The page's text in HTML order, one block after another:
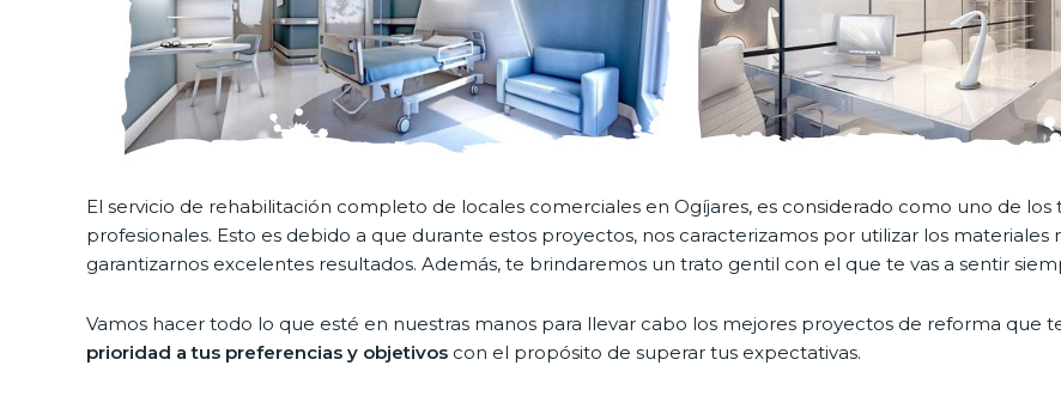
El servicio de rehabilitación completo de locales comerciales en Ogíjares, es considerado como uno de
profesionales. Esto es debido a que durante estos proyectos, nos caracterizamos por utilizar los
garantizarnos excelentes resultados. Además, te brindaremos un trato gentil con el que te vas a sentir
Vamos hacer todo lo que esté en nuestras manos para llevar cabo los mejores proyectos de reforma que
prioridad a tus preferencias y objetivos con el propósito de superar tus expectativas.